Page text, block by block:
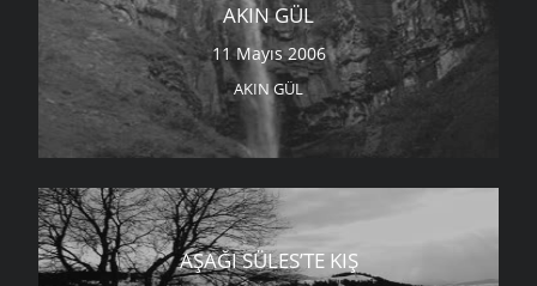
AKIN GÜL
11 Mayıs 2006
AKIN GÜL
AŞAĞI SÜLES’TE KIŞ